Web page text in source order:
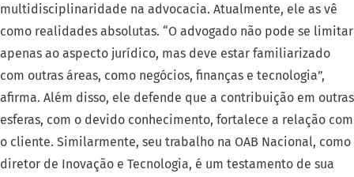
multidisciplinaridade na advocacia. Atualmente, ele as vê
como realidades absolutas. “O advogado não pode se limitar
apenas ao aspecto jurídico, mas deve estar familiarizado
com outras áreas, como negócios, finanças e tecnologia”,
afirma. Além disso, ele defende que a contribuição em outras
esferas, com o devido conhecimento, fortalece a relação com
o cliente. Similarmente, seu trabalho na OAB Nacional, como
diretor de Inovação e Tecnologia, é um testamento de sua